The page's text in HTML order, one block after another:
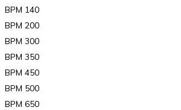
BPM 140
BPM 200
BPM 300
BPM 350
BPM 450
BPM 500
BPM 650